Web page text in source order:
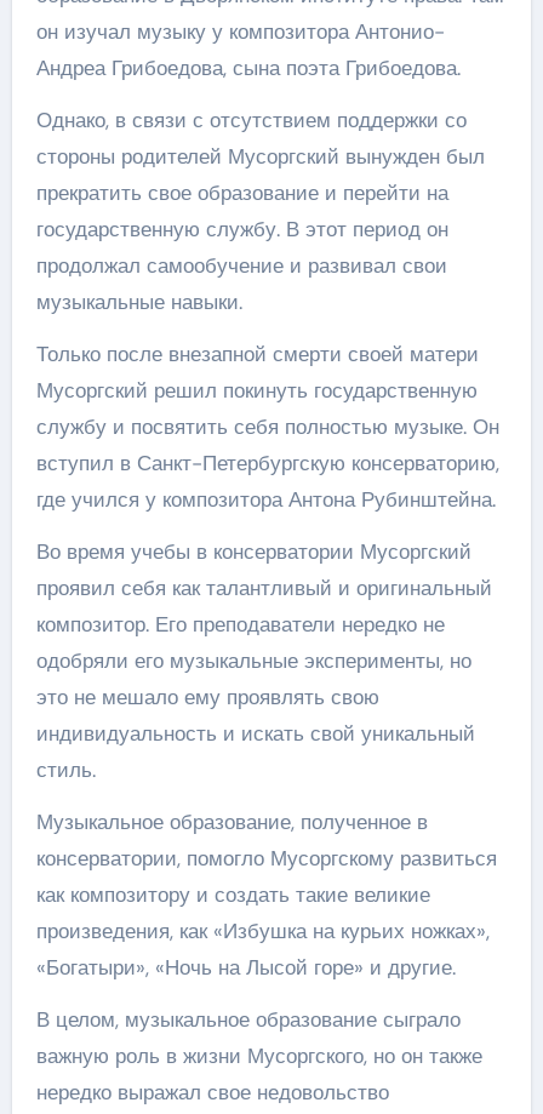
он изучал музыку у композитора Антонио-
Андреа Грибоедова, сына поэта Грибоедова.
Однако, в связи с отсутствием поддержки со
стороны родителей Мусоргский вынужден был
прекратить свое образование и перейти на
государственную службу. В этот период он
продолжал самообучение и развивал свои
музыкальные навыки.
Только после внезапной смерти своей матери
Мусоргский решил покинуть государственную
службу и посвятить себя полностью музыке. Он
вступил в Санкт-Петербургскую консерваторию,
где учился у композитора Антона Рубинштейна.
Во время учебы в консерватории Мусоргский
проявил себя как талантливый и оригинальный
композитор. Его преподаватели нередко не
одобряли его музыкальные эксперименты, но
это не мешало ему проявлять свою
индивидуальность и искать свой уникальный
стиль.
Музыкальное образование, полученное в
консерватории, помогло Мусоргскому развиться
как композитору и создать такие великие
произведения, как «Избушка на курьих ножках»,
«Богатыри», «Ночь на Лысой горе» и другие.
В целом, музыкальное образование сыграло
важную роль в жизни Мусоргского, но он также
нередко выражал свое недовольство